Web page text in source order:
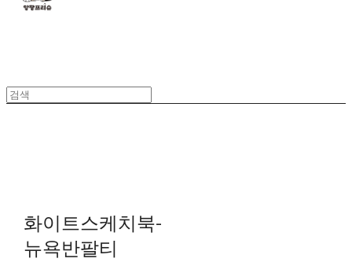
화이트스케치북-
뉴욕반팔티